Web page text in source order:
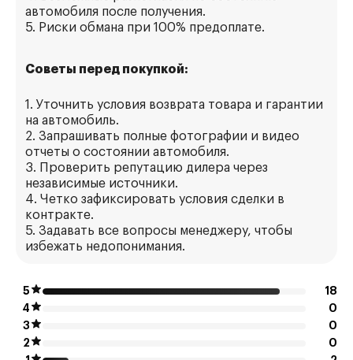
автомобиля после получения.
5. Риски обмана при 100% предоплате.
Советы перед покупкой:
1. Уточнить условия возврата товара и гарантии
на автомобиль.
2. Запрашивать полные фотографии и видео
отчеты о состоянии автомобиля.
3. Проверить репутацию дилера через
независимые источники.
4. Четко зафиксировать условия сделки в
контракте.
5. Задавать все вопросы менеджеру, чтобы
избежать недопонимания.
5
18
4
0
3
0
2
0